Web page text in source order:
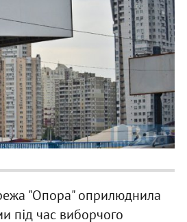
"Опора" оприлюднила
під час виборчого